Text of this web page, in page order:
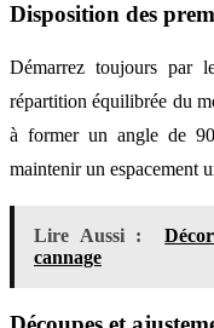
Disposition des
Démarrez toujours par
répartition équilibrée du
à former un angle de
maintenir un espacement
Lire Aussi :
cannage